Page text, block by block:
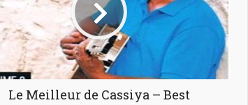
Le Meilleur de Cassiya – Best